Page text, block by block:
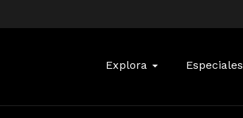
Explora Especiales